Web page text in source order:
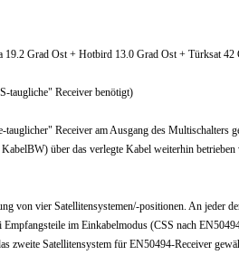
Grad Ost + Hotbird 13.0 Grad Ost + Türksat
taugliche" Receiver benötigt)
Receiver am Ausgang des Multischalters
über das verlegte Kabel weiterhin betrieben
von vier Satellitensystemen/-positionen. An jeder
im Einkabelmodus (CSS nach
zweite Satellitensystem für EN50494-Receiver